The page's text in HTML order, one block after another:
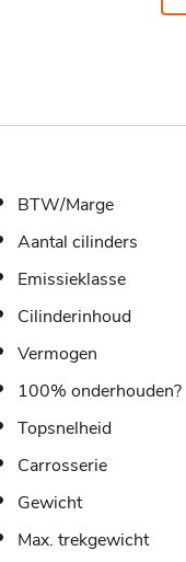
BTW/Marge
Aantal cilinders
Emissieklasse
Cilinderinhoud
Vermogen
100% onderhouden?
Topsnelheid
Carrosserie
Gewicht
Max. trekgewicht